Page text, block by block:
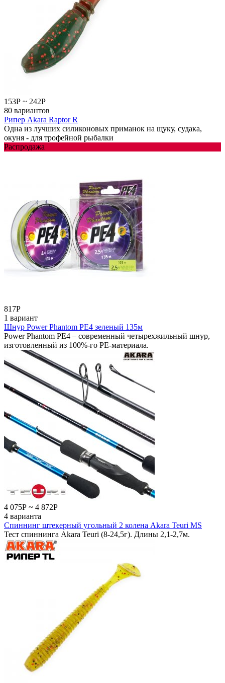
153Р ~ 242Р
80 вариантов
Рипер Akara Raptor R
Одна из лучших силиконовых приманок на щуку, судака,
окуня - для трофейной рыбалки
Распродажа
817Р
1 вариант
Шнур Power Phantom PE4 зеленый 135м
Power Phantom PE4 – современный четырехжильный шнур,
изготовленный из 100%-го PE-материала.
4 075Р ~ 4 872Р
4 варианта
Спиннинг штекерный угольный 2 колена Akara Teuri MS
Тест спиннинга Akara Teuri (8-24,5г). Длины 2,1-2,7м.